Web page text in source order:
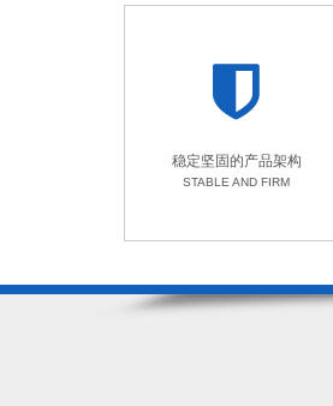
稳定坚固的产品架构
STABLE AND FIRM